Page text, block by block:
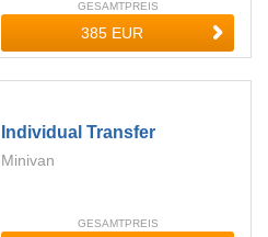
GESAMTPREIS
Individual Transfer
Minivan
GESAMTPREIS